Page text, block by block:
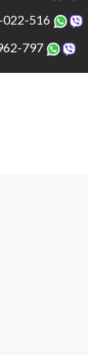
022-516
797